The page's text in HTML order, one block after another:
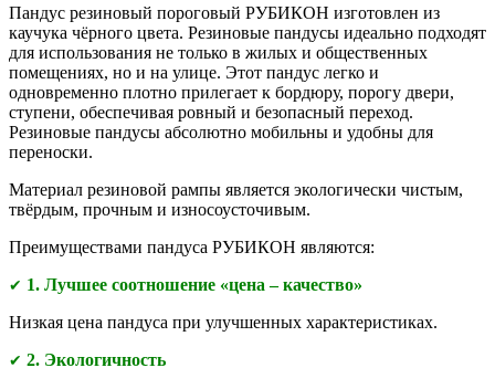
Пандус резиновый пороговый РУБИКОН изготовлен из
каучука чёрного цвета. Резиновые пандусы идеально подходят
для использования не только в жилых и общественных
помещениях, но и на улице. Этот пандус легко и
одновременно плотно прилегает к бордюру, порогу двери,
ступени, обеспечивая ровный и безопасный переход.
Резиновые пандусы абсолютно мобильны и удобны для
переноски.
Материал резиновой рампы является экологически чистым,
твёрдым, прочным и износоусточивым.
Преимуществами пандуса РУБИКОН являются:
✔ 1. Лучшее соотношение «цена – качество»
Низкая цена пандуса при улучшенных характеристиках.
✔ 2. Экологичность